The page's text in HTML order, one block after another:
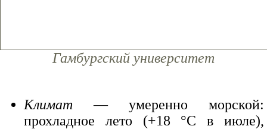
Гамбургский университет
Климат — умеренно морской:
прохладное лето (+18 °C в июле),